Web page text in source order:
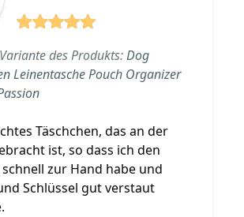
des Produkts:Dog
Leinentasche Pouch Organizer
Täschchen, das an der
ist, so dass ich den
zur Hand habe und
Schlüssel gut verstaut